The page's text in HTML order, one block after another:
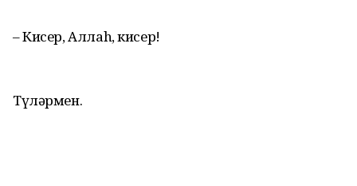
– Кисер, Аллаh, кисер!
Түләрмен.